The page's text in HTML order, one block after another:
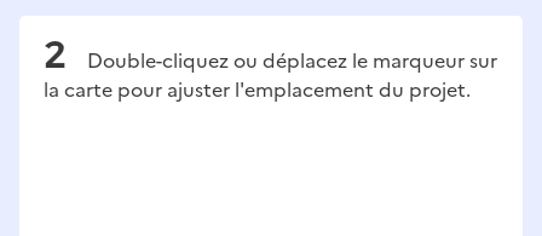
Double-cliquez ou déplacez le marqueur sur
la carte pour ajuster l'emplacement du projet.